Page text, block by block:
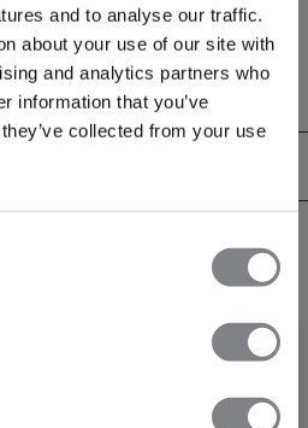
and to analyse our traffic.
about your use of our site with
and analytics partners who
information that you’ve
collected from your use
ontworpen voor een natuurlijke
Het klassieke bandeau-silhouet heeft
styling en een persoonlijke pasvorm. De
glad, irritatievrij gevoel en draagt
ondersteuning voor yoga, studiosessies en
milde stretch volgt elke beweging voor
10% elastaan.